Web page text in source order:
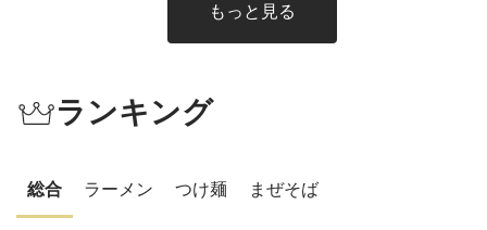
もっと見る
ランキング
総合 ラーメン つけ麺 まぜそば